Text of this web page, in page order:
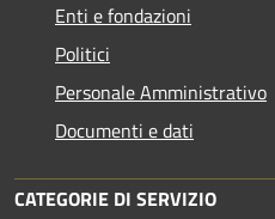
Enti e fondazioni
Politici
Personale Amministrativo
Documenti e dati
CATEGORIE DI SERVIZIO